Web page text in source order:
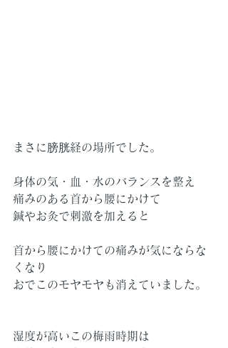
まさに膀胱経の場所でした。
身体の気・血・水のバランスを整え
痛みのある首から腰にかけて
鍼やお灸で刺激を加えると
首から腰にかけての痛みが気にならな
くなり
おでこのモヤモヤも消えていました。
湿度が高いこの梅雨時期は